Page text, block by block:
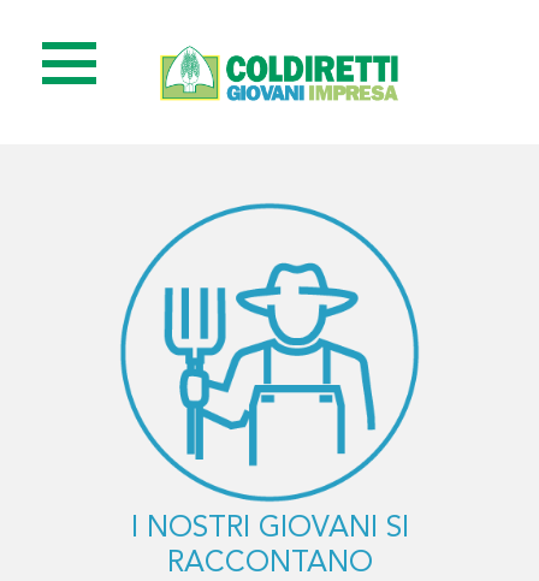
I NOSTRI GIOVANI SI
RACCONTANO